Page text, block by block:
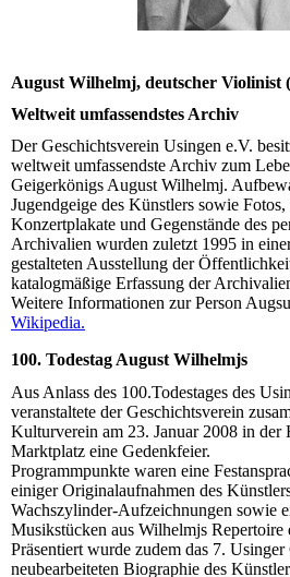
August Wilhelmj, deutscher Violinist
Weltweit umfassendstes Archiv
Der Geschichtsverein Usingen e.V.
weltweit umfassendste Archiv zum
Geigerkönigs August Wilhelmj.
Jugendgeige des Künstlers sowie
Konzertplakate und Gegenstände des
Archivalien wurden zuletzt 1995 in
gestalteten Ausstellung der
katalogmäßige Erfassung der
Weitere Informationen zur Person
Wikipedia.
100. Todestag August Wilhelmjs
Aus Anlass des 100.Todestages des
veranstaltete der Geschichtsverein
Kulturverein am 23. Januar 2008 in der
Marktplatz eine Gedenkfeier.
Programmpunkte waren eine
einiger Originalaufnahmen des
Wachszylinder-Aufzeichnungen sowie
Musikstücken aus Wilhelmjs Repertoire
Präsentiert wurde zudem das 7.
neubearbeiteten Biographie des